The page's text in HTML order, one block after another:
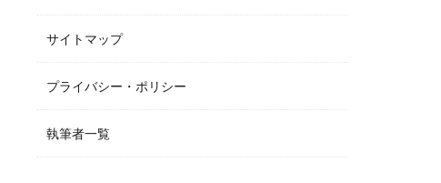
サイトマップ
プライバシー・ポリシー
執筆者一覧